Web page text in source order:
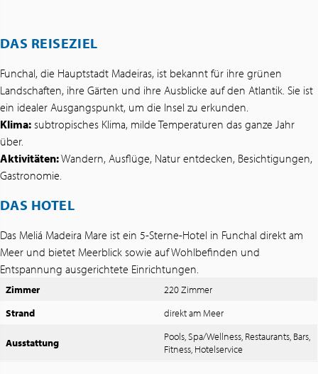
DAS REISEZIEL
Funchal, die Hauptstadt Madeiras, ist bekannt für ihre grünen
Landschaften, ihre Gärten und ihre Ausblicke auf den Atlantik. Sie ist
ein idealer Ausgangspunkt, um die Insel zu erkunden.
Klima: subtropisches Klima, milde Temperaturen das ganze Jahr
über.
Aktivitäten:Wandern, Ausflüge, Natur entdecken, Besichtigungen,
Gastronomie.
DAS HOTEL
Das Meliá Madeira Mare ist ein 5-Sterne-Hotel in Funchal direkt am
Meer und bietet Meerblick sowie auf Wohlbefinden und
Entspannung ausgerichtete Einrichtungen.
Zimmer
220 Zimmer
Strand
direkt am Meer
Ausstattung
Pools, Spa/Wellness, Restaurants, Bars,
Fitness, Hotelservice